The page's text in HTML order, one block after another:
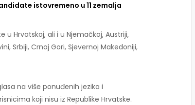
istovremeno u 11 zemalja
u Hrvatskoj, ali i u Njemačkoj, Austriji,
Srbiji, Crnoj Gori, Sjevernoj Makedoniji,
na više ponuđenih jezika i
koji nisu iz Republike Hrvatske.